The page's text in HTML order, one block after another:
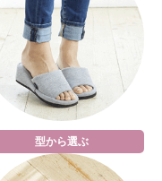
型から選ぶ